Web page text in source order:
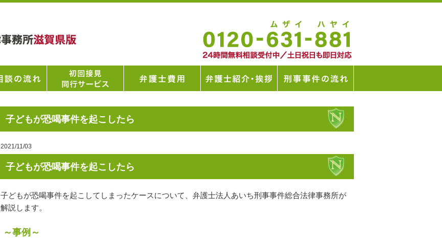
子どもが恐喝事件を起こしたら
2021/11/03
子どもが恐喝事件を起こしたら
子どもが恐喝事件を起こしてしまったケースについて、弁護士法人あいち刑事事件総合法律事務所が
解説します。
～事例～